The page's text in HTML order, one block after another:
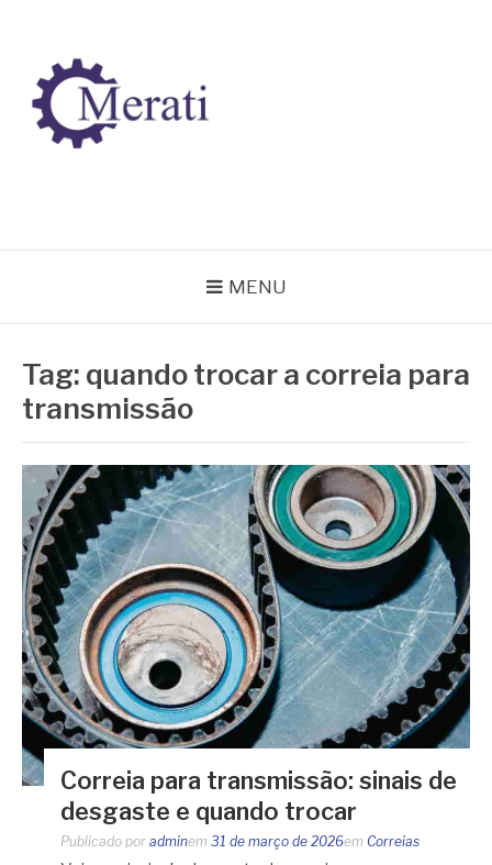
conteúdo
MENU
Tag: quando trocar a correia para
transmissão
Correia para transmissão: sinais de
desgaste e quando trocar
Publicado por adminem 31 de março de 2026em Correias